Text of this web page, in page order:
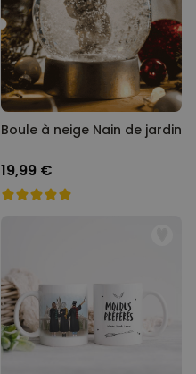
Boule à neige Nain de jardin
19,99 €